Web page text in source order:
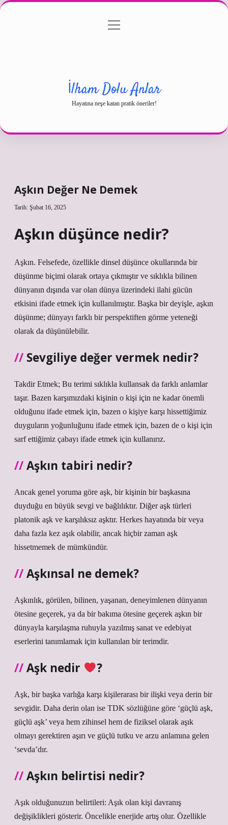
Gizlilik Politikası
menüyü
İlham Dolu Anlar
Hayatına neşe katan pratik öneriler!
Aşkın Değer Ne Demek
Tarih: Şubat 16, 2025
Aşkın düşünce nedir?
Aşkın. Felsefede, özellikle dinsel düşünce okullarında bir
düşünme biçimi olarak ortaya çıkmıştır ve sıklıkla bilinen
dünyanın dışında var olan dünya üzerindeki ilahi gücün
etkisini ifade etmek için kullanılmıştır. Başka bir deyişle, aşkın
düşünme; dünyayı farklı bir perspektiften görme yeteneği
olarak da düşünülebilir.
Sevgiliye değer vermek nedir?
Takdir Etmek; Bu terimi sıklıkla kullansak da farklı anlamlar
taşır. Bazen karşımızdaki kişinin o kişi için ne kadar önemli
olduğunu ifade etmek için, bazen o kişiye karşı hissettiğimiz
duyguların yoğunluğunu ifade etmek için, bazen de o kişi için
sarf ettiğimiz çabayı ifade etmek için kullanırız.
Aşkın tabiri nedir?
Ancak genel yoruma göre aşk, bir kişinin bir başkasına
duyduğu en büyük sevgi ve bağlılıktır. Diğer aşk türleri
platonik aşk ve karşılıksız aşktır. Herkes hayatında bir veya
daha fazla kez aşık olabilir, ancak hiçbir zaman aşk
hissetmemek de mümkündür.
Aşkınsal ne demek?
Aşkınlık, görülen, bilinen, yaşanan, deneyimlenen dünyanın
ötesine geçerek, ya da bir bakıma ötesine geçerek aşkın bir
dünyayla karşılaşma ruhuyla yazılmış sanat ve edebiyat
eserlerini tanımlamak için kullanılan bir terimdir.
Aşk nedir ?
Aşk, bir başka varlığa karşı kişilerarası bir ilişki veya derin bir
sevgidir. Daha derin olan ise TDK sözlüğüne göre ‘güçlü aşk,
güçlü aşk’ veya hem zihinsel hem de fiziksel olarak aşık
olmayı gerektiren aşırı ve güçlü tutku ve arzu anlamına gelen
‘sevda’dır.
Aşkın belirtisi nedir?
Aşık olduğunuzun belirtileri: Aşık olan kişi davranış
değişiklikleri gösterir. Öncelikle enerjide artış olur. Özellikle